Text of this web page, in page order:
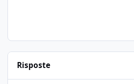
Risposte